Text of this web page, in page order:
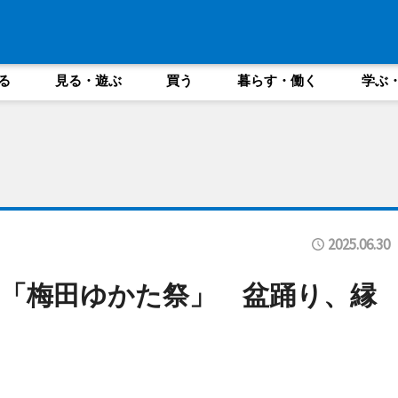
見る・遊ぶ 買う 暮らす・働く 学ぶ
2025.06.30
梅田ゆかた祭」 盆踊り、縁